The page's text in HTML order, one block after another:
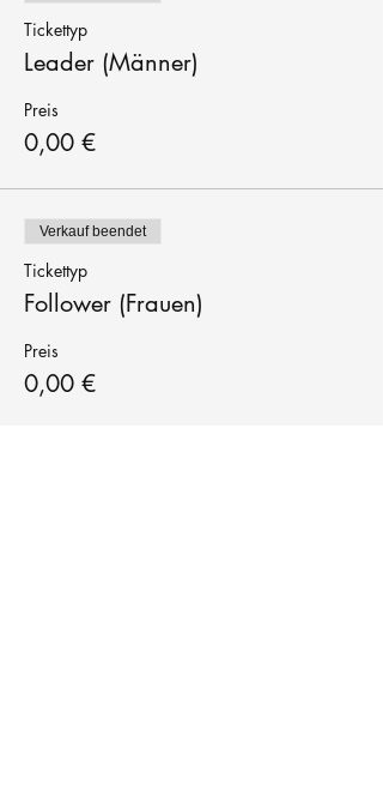
Tickettyp
Leader (Männer)
Preis
0,00 €
Verkauf beendet
Tickettyp
Follower (Frauen)
Preis
0,00 €